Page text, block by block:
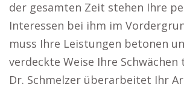
der gesamten Zeit stehen Ihre
Interessen bei ihm im
muss Ihre Leistungen betonen
verdeckte Weise Ihre
Dr. Schmelzer überarbeitet Ihr